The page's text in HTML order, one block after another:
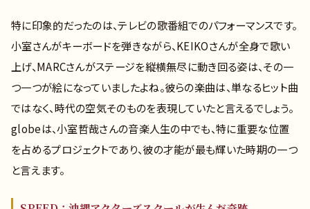
特に印象的だったのは、テレビの歌番組でのパフォーマンスです。
小室さんがキーボードを弾きながら、KEIKOさんが全身で歌い
上げ、MARCさんがステージを縦横無尽に動き回る姿は、その一
つ一つが絵になっていましたよね。彼らの楽曲は、単なるヒット曲
ではなく、時代の空気そのものを表現していたと言えるでしょう。
globeは、小室哲哉さんの音楽人生の中でも、特に重要な位置
を占めるプロジェクトであり、彼の才能が最も輝いた時期の一つ
と言えます。